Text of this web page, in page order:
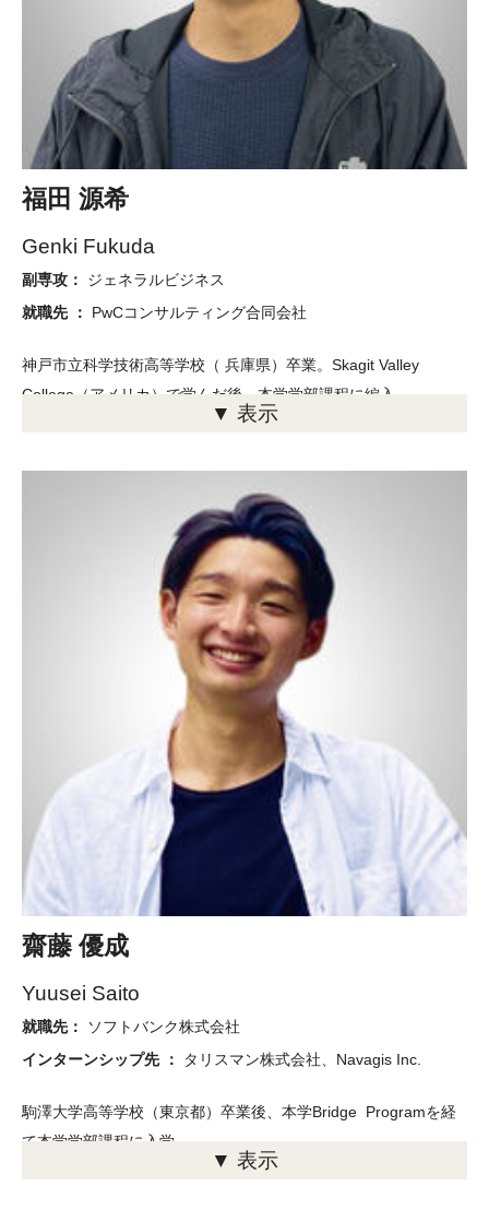
いきたいと思っています。
福田 源希
Genki Fukuda
副専攻：
ジェネラルビジネス
就職先 ：
PwCコンサルティング合同会社
神戸市立科学技術高等学校（ 兵庫県）卒業。Skagit Valley
College（アメリカ）で学んだ後、本学学部課程に編入。
局のインターンに応募しました。小さな支局のため、インターン
でもテープ起こし、翻訳、ファクトチェック、アポ取りから実際
の取材、執筆まであらゆる業務を担当します。記者 の出張や撮
影のための段取り、準備のリサーチもたくさんやりました。記者
会見などを見て要点をメモし、正確に英訳することをはじめ、情
報の裏付けを取る作業では、緊張しながら警察庁に電話したり、
某団体のメンバーに有罪判決が下りたときは代表者に電話でコメ
ントを求めたりしたことも。自分の小さなミスが大問題に発展し
てしまうこともあるので、いつも緊張感をもって仕事にあたりま
した。何より嬉しかったのは、自分の書いた原稿がCNNのサイト
で公開されたときです。電話取材した内容を一日で仕上げ、上司
に編集してもらい、必要な手続きをすべて終わらせて発表できま
した。すばらしいメンターに導かれたCNNでのインターンシップ
は、メディアで働くことに興味があった私にとって非常に勉強に
なる経験でした。このスキルをさらに発展させ、将来は世界で活
躍できるジャーナリストになりたいと思います。
▼ 表示
齋藤 優成
Yuusei Saito
就職先：
ソフトバンク株式会社
インターンシップ先 ：
タリスマン株式会社、Navagis Inc.
駒澤大学高等学校（東京都）卒業後、本学Bridge Programを経
て本学学部課程に入学。
▼ 表示